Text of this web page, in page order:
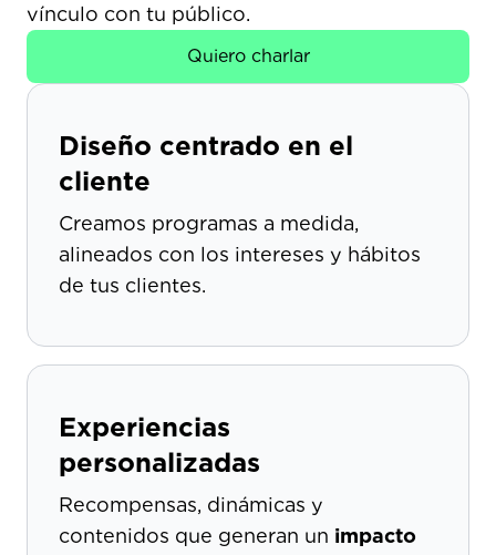
vínculo con tu público.​
Quiero charlar
Diseño centrado en el
cliente
Creamos programas a medida,
alineados con los intereses y hábitos
de tus clientes.
Experiencias
personalizadas
Recompensas, dinámicas y
contenidos que generan un impacto